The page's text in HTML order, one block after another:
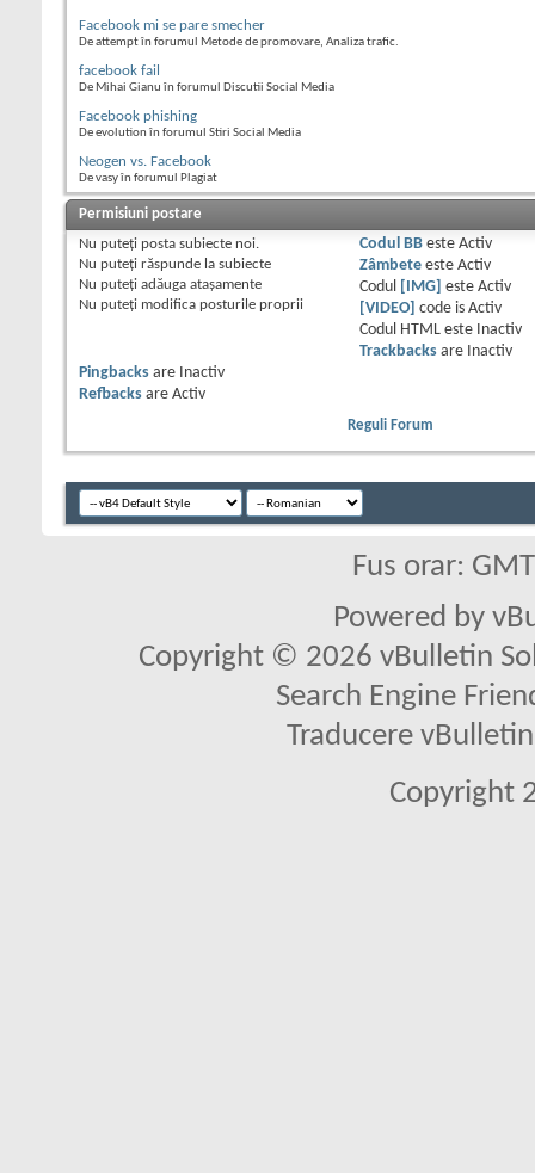
Facebook mi se pare smecher
De attempt în forumul Metode de promovare, Analiza trafic.
facebook fail
De Mihai Gianu în forumul Discutii Social Media
Facebook phishing
De evolution în forumul Stiri Social Media
Neogen vs. Facebook
De vasy în forumul Plagiat
Permisiuni postare
Nu puteţi posta subiecte noi.
Nu puteţi răspunde la subiecte
Nu puteţi adăuga ataşamente
Nu puteţi modifica posturile proprii
Codul BBeste Activ
Zâmbeteeste Activ
Codul
[IMG] este Activ
[VIDEO]
code is Activ
Codul HTML este
Inactiv
Trackbacksare
Inactiv
Pingbacks are
Inactiv
Refbacks are Activ
Reguli Forum
Fus orar:
Powered by
Copyright © 2026 vBulletin
Search Engine
Traducere
Copyright